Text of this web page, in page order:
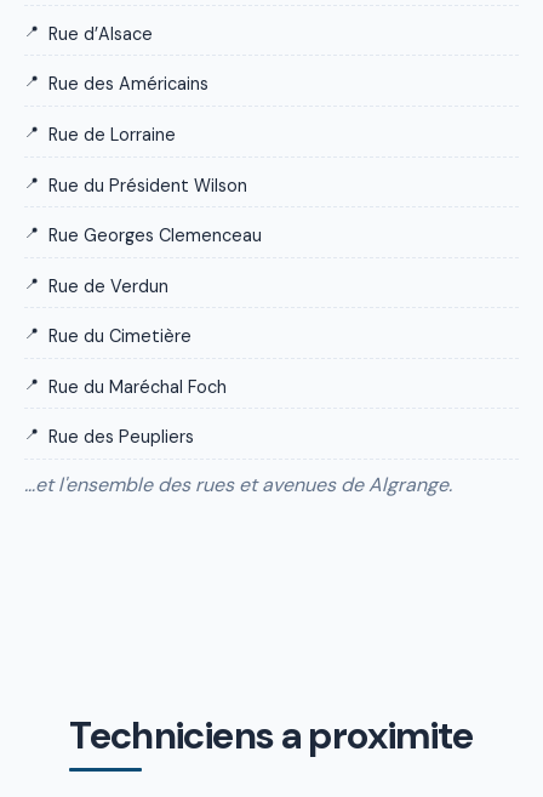
Rue d’Alsace
Rue des Américains
Rue de Lorraine
Rue du Président Wilson
Rue Georges Clemenceau
Rue de Verdun
Rue du Cimetière
Rue du Maréchal Foch
Rue des Peupliers
…et l'ensemble des rues et avenues de Algrange.
Techniciens a proximite